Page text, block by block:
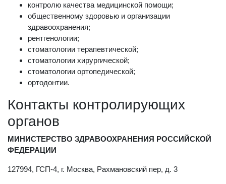
контролю качества медицинской помощи;
общественному здоровью и организации
здравоохранения;
рентгенологии;
стоматологии терапевтической;
стоматологии хирургической;
стоматологии ортопедической;
ортодонтии.
Контакты контролирующих
органов
МИНИСТЕРСТВО ЗДРАВООХРАНЕНИЯ РОССИЙСКОЙ
ФЕДЕРАЦИИ
127994, ГСП-4, г. Москва, Рахмановский пер, д. 3